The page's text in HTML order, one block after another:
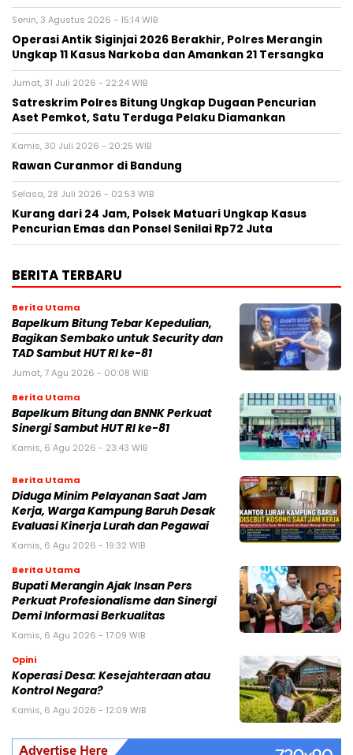
Senin, 3 Agustus 2026 - 15:14 WIB
Operasi Antik Siginjai 2026 Berakhir, Polres Merangin
Ungkap 11 Kasus Narkoba dan Amankan 21 Tersangka
Jumat, 31 Juli 2026 - 22:24 WIB
Satreskrim Polres Bitung Ungkap Dugaan Pencurian
Aset Pemkot, Satu Terduga Pelaku Diamankan
Kamis, 30 Juli 2026 - 20:25 WIB
Rawan Curanmor di Bandung
Selasa, 28 Juli 2026 - 02:53 WIB
Kurang dari 24 Jam, Polsek Matuari Ungkap Kasus
Pencurian Emas dan Ponsel Senilai Rp72 Juta
BERITA TERBARU
Berita Utama
Bapelkum Bitung Tebar Kepedulian,
Bagikan Sembako untuk Security dan
TAD Sambut HUT RI ke-81
Jumat, 7 Agu 2026 - 00:08 WIB
Berita Utama
Bapelkum Bitung dan BNNK Perkuat
Sinergi Sambut HUT RI ke-81
Kamis, 6 Agu 2026 - 23:43 WIB
Berita Utama
Diduga Minim Pelayanan Saat Jam
Kerja, Warga Kampung Baruh Desak
Evaluasi Kinerja Lurah dan Pegawai
Kamis, 6 Agu 2026 - 19:32 WIB
Berita Utama
Bupati Merangin Ajak Insan Pers
Perkuat Profesionalisme dan Sinergi
Demi Informasi Berkualitas
Kamis, 6 Agu 2026 - 17:09 WIB
Opini
Koperasi Desa: Kesejahteraan atau
Kontrol Negara?
Kamis, 6 Agu 2026 - 12:09 WIB